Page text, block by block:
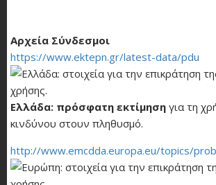
Αρχεία Σύνδεσμοι
https://www.ektepn.gr/latest-data/pdu
Ελλάδα: πρόσφατη εκτίμηση για τη
κινδύνου στουν πληθυσμό.
http://www.emcdda.europa.eu/topics/